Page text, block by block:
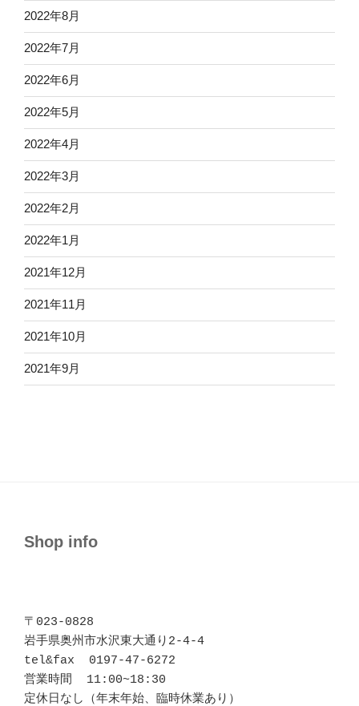
2022年8月
2022年7月
2022年6月
2022年5月
2022年4月
2022年3月
2022年2月
2022年1月
2021年12月
2021年11月
2021年10月
2021年9月
Shop info
〒023-0828
岩手県奥州市水沢東大通り2-4-4
tel&fax  0197-47-6272
営業時間  11:00~18:30
定休日なし（年末年始、臨時休業あり）